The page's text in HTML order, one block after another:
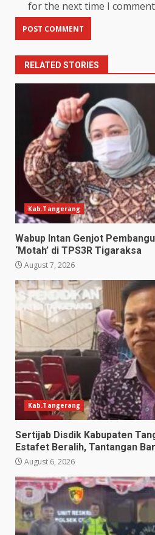
for the next time I
RELATED STORIES
Kab.Tangerang
Wabup Intan Genjot
‘Motah’ di TPS3R Tigaraksa
August 7, 2026
Kab.Tangerang
Sertijab Disdik Kabupaten
Estafet Beralih, Tantangan
August 6, 2026